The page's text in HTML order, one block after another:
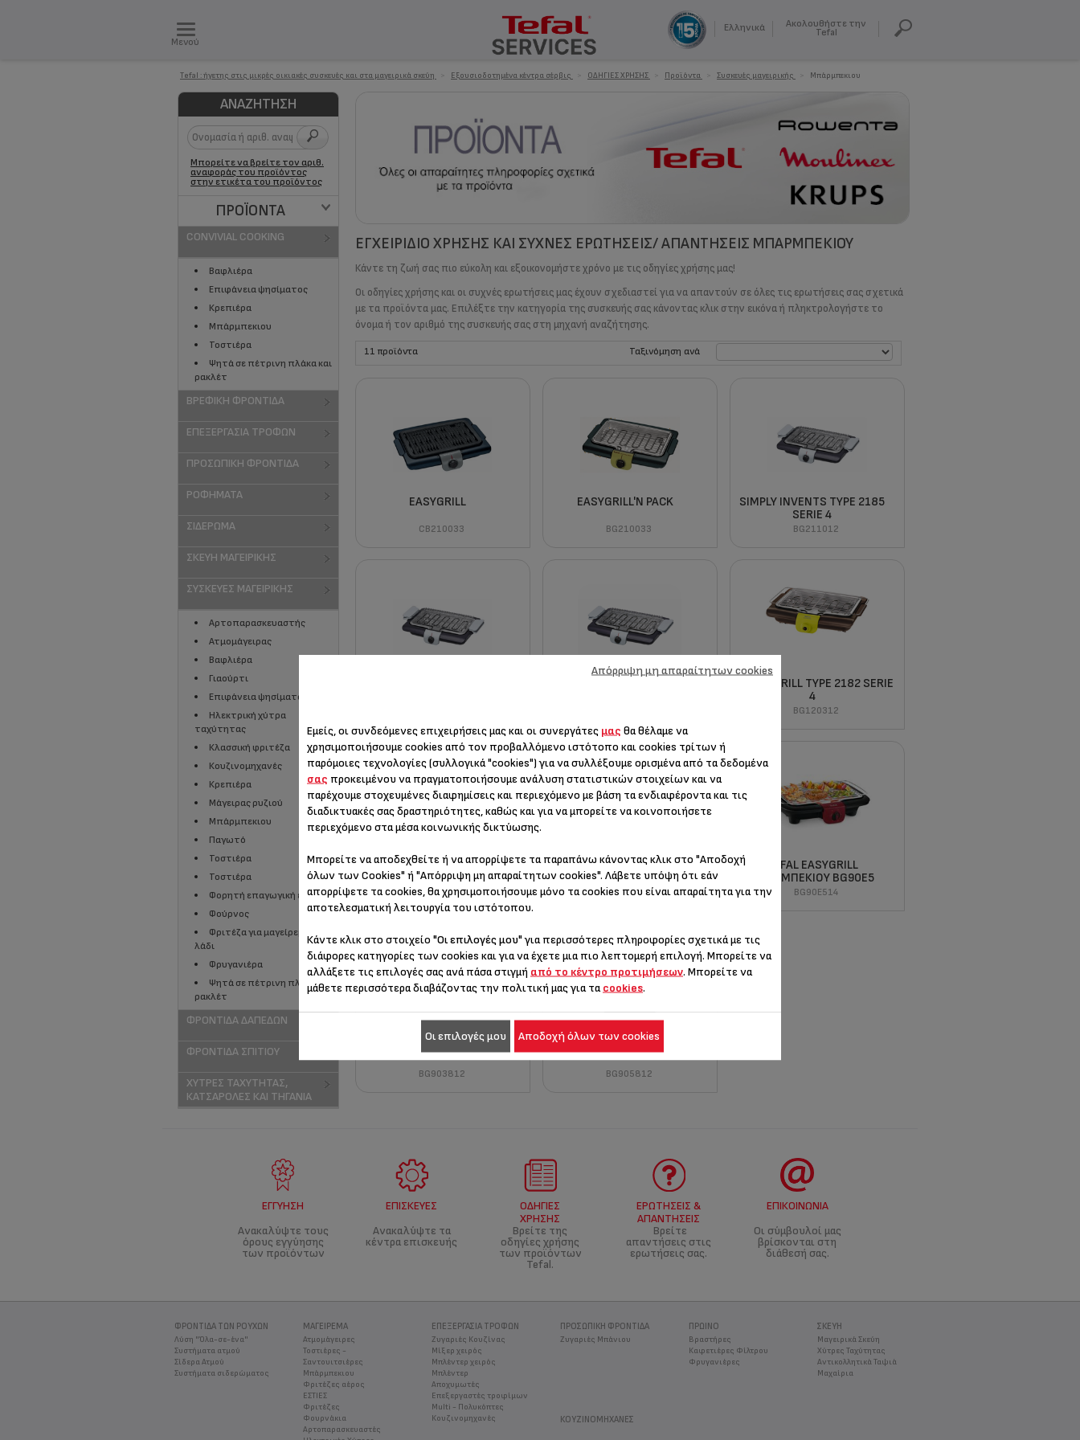
Μενού
Ελληνικά Ακολουθήστε την
Tefal
Τefal : ήγετης στις μικρές οικιακές συσκευές και στα μαγειρικά σκεύη Εξουσιοδοτημένα κέντρα σέρβις ΟΔΗΓΙΕΣ ΧΡΗΣΗΣ Προϊόντα Συσκευές μαγειρικής Μπάρμπεκιου
ΑΝΑΖΉΤΗΣΗ
Μπορείτε να βρείτε τον αριθ.
αναφοράς του προϊόντος
στην ετικέτα του προϊόντος
ΠΡΟΪΌΝΤΑ
CONVIVIAL COOKING
Βαφλιέρα
Επιφάνεια ψησίματος
Κρεπιέρα
Μπάρμπεκιου
Τοστιέρα
Ψητά σε πέτρινη πλάκα και
ρακλέτ
ΒΡΕΦΙΚΉ ΦΡΟΝΤΊΔΑ
ΕΠΕΞΕΡΓΑΣΊΑ ΤΡΟΦΏΝ
ΠΡΟΣΩΠΙΚΉ ΦΡΟΝΤΊΔΑ
ΡΟΦΉΜΑΤΑ
ΣΙΔΈΡΩΜΑ
ΣΚΕΎΗ ΜΑΓΕΙΡΙΚΉΣ
ΣΥΣΚΕΥΈΣ ΜΑΓΕΙΡΙΚΉΣ
Αρτοπαρασκευαστής
Ατμομάγειρας
Βαφλιέρα
Γιαούρτι
Επιφάνεια ψησίματος
Ηλεκτρική χύτρα
ταχύτητας
Κλασσική φριτέζα
Κουζινομηχανές
Κρεπιέρα
Μάγειρας ρυζιού
Μπάρμπεκιου
Παγωτό
Τοστιέρα
Τοστιέρα
Φορητή επαγωγική εστία
Φούρνος
Φριτέζα για μαγείρεμα χωρίς
λάδι
Φρυγανιέρα
Ψητά σε πέτρινη πλάκα και
ρακλέτ
ΦΡΟΝΤΊΔΑ ΔΑΠΈΔΩΝ
ΦΡΟΝΤΊΔΑ ΣΠΙΤΙΟΎ
ΧΎΤΡΕΣ ΤΑΧΎΤΗΤΑΣ,
ΚΑΤΣΑΡΌΛΕΣ ΚΑΙ ΤΗΓΆΝΙΑ
ΕΓΧΕΙΡΊΔΙΟ ΧΡΉΣΗΣ ΚΑΙ ΣΥΧΝΈΣ ΕΡΩΤΉΣΕΙΣ/ ΑΠΑΝΤΉΣΕΙΣ ΜΠΆΡΜΠΕΚΙΟΥ
Κάντε τη ζωή σας πιο εύκολη και εξοικονομήστε χρόνο με τις οδηγίες χρήσης μας!
Οι οδηγίες χρήσης και οι συχνές ερωτήσεις μας έχουν σχεδιαστεί για να απαντούν σε όλες τις ερωτήσεις σας σχετικά
με τα προϊόντα μας. Επιλέξτε την κατηγορία της συσκευής σας κάνοντας κλικ στην εικόνα ή πληκτρολογήστε το
όνομα ή τον αριθμό της συσκευής σας στη μηχανή αναζήτησης.
Ταξινόμηση ανά
11 προϊόντα
EASYGRILL
CB210033
EASYGRILL'N PACK
BG210033
SIMPLY INVENTS TYPE 2185
SERIE 4
BG211012
ADJUST GRILL TYPE 2182 SERIE
4
BG120312
FAMILY FLAVOUR GRILL
TG800012
EASYGRILL ΜΠΆΡΜΠΕΚΙΟΥ
BG90E5
BG90E514
TEFAL EASYGRILL
ΜΠΆΡΜΠΕΚΙΟΥ BG90E5
BG90E514
BG903812 BG905812
ΕΓΓΎΗΣΗ
Ανακαλύψτε τους
όρους εγγύησης
των προϊόντων
ΕΠΙΣΚΕΥΈΣ
Ανακαλύψτε τα
κέντρα επισκευής
ΟΔΗΓΊΕΣ
ΧΡΉΣΗΣ
Βρείτε της
οδηγίες χρήσης
των προϊόντων
Tefal.
ΕΡΩΤΉΣΕΙΣ &
ΑΠΑΝΤΉΣΕΙΣ
Βρείτε
απαντήσεις στις
ερωτήσεις σας.
ΕΠΙΚΟΙΝΩΝΊΑ
Οι σύμβουλοί μας
βρίσκονται στη
διάθεσή σας.
ΦΡΟΝΤΊΔΑ ΤΩΝ ΡΟΎΧΩΝ
Λύση "Όλα-σε-ένα"
Συστήματα ατμού
Σίδερα Ατμού
Συστήματα σιδερώματος
ΜΑΓΕΊΡΕΜΑ
Ατμομάγειρες
Τοστιέρες -
Σαντουιτσιέρες
Μπάρμπεκιου
Φριτέζες αέρος
ΕΣΤΙΕΣ
Φριτέζες
Φουρνάκια
Αρτοπαρασκευαστές
ΕΠΕΞΕΡΓΑΣΙΑ ΤΡΟΦΩΝ
Ζυγαριές Κουζίνας
Μίξερ χειρός
Μπλέντερ χειρός
Μπλέντερ
Αποχυμωτές
Επεξεργαστές τροφίμων
Multi - Πολυκόπτες
Κουζινομηχανές
ΠΡΟΣΩΠΙΚΉ ΦΡΟΝΤΊΔΑ
Ζυγαριές Μπάνιου
ΠΡΩΙΝΌ
Βραστήρες
Καφετιέρες Φίλτρου
Φρυγανιέρες
ΣΚΕΎΗ
Μαγειρικά Σκεύη
Χύτρες Ταχύτητας
Αντικολλητικά Ταψιά
Μαχαίρια
ΚΟΥΖΙΝΟΜΗΧΑΝΈΣ
Εμείς, οι συνδεόμενες επιχειρήσεις μας και οι συνεργάτες μας θα θέλαμε να
χρησιμοποιήσουμε cookies από τον προβαλλόμενο ιστότοπο και cookies τρίτων ή
παρόμοιες τεχνολογίες (συλλογικά "cookies") για να συλλέξουμε ορισμένα από τα δεδομένα
σας προκειμένου να πραγματοποιήσουμε ανάλυση στατιστικών στοιχείων και να
παρέχουμε στοχευμένες διαφημίσεις και περιεχόμενο με βάση τα ενδιαφέροντα και τις
διαδικτυακές σας δραστηριότητες, καθώς και για να μπορείτε να κοινοποιήσετε
περιεχόμενο στα μέσα κοινωνικής δικτύωσης.
Μπορείτε να αποδεχθείτε ή να απορρίψετε τα παραπάνω κάνοντας κλικ στο "Αποδοχή
όλων των Cookies" ή "Απόρριψη μη απαραίτητων cookies". Λάβετε υπόψη ότι εάν
απορρίψετε τα cookies, θα χρησιμοποιήσουμε μόνο τα cookies που είναι απαραίτητα για την
αποτελεσματική λειτουργία του ιστότοπου.
Κάντε κλικ στο στοιχείο "Οι επιλογές μου"για περισσότερες πληροφορίες σχετικά με τις
διάφορες κατηγορίες των cookies και για να έχετε μια πιο λεπτομερή επιλογή. Μπορείτε να
αλλάξετε τις επιλογές σας ανά πάσα στιγμή από το κέντρο προτιμήσεων. Μπορείτε να
μάθετε περισσότερα διαβάζοντας την πολιτική μας για τα cookies.
Απόρριψη μη απαραίτητων cookies
Οι επιλογές μου Αποδοχή όλων των cookies